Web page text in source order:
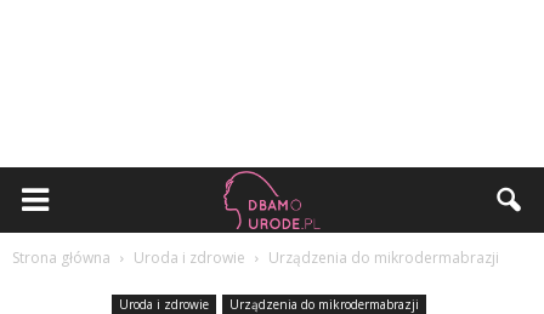
Strona główna Uroda i zdrowie Urządzenia do mikrodermabrazji
Uroda i zdrowie Urządzenia do mikrodermabrazji